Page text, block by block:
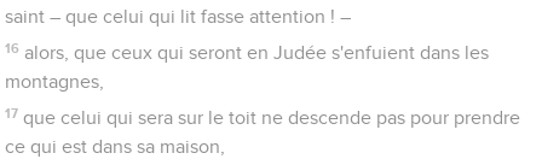
saint – que celui qui lit fasse attention ! –
16 alors, que ceux qui seront en Judée s'enfuient dans les
montagnes,
17 que celui qui sera sur le toit ne descende pas pour prendre
ce qui est dans sa maison,